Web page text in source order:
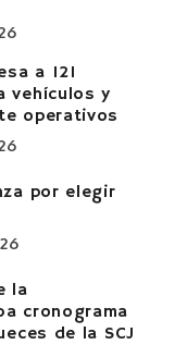
a 121
vehículos y
operativos
por elegir
la
cronograma
de la SCJ